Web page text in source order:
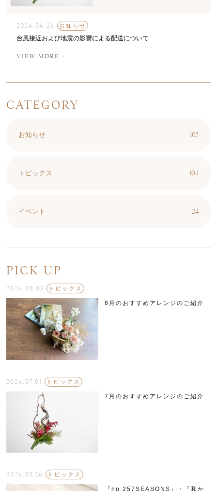
2026.06.26 お知らせ
台風接近および地震の影響による配送について
VIEW MORE >
CATEGORY
お知らせ 105
トピックス 104
イベント 24
PICK UP
2026.08.03 トピックス
8月のおすすめアレンジのご紹介
2026.07.01 トピックス
7月のおすすめアレンジのご紹介
2026.05.26 トピックス
『no.257SEASONS』・『和か